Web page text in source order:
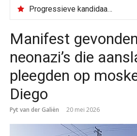
Progressieve kandidaat El-Sayed senaatskandidaat Michigan
Manifest
neonazi’s die
pleegden op
Diego
Pyt van der Galiën 20 mei 2026